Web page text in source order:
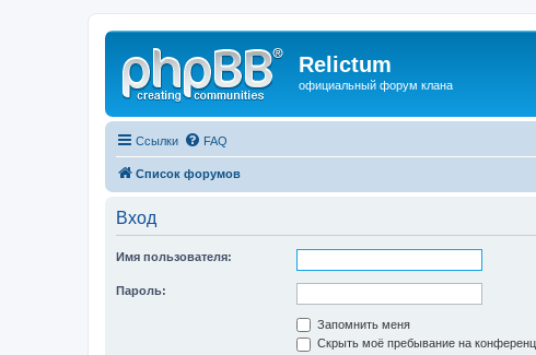
Relictum
официальный форум клана
Ссылки FAQ
Список форумов
Вход
Имя пользователя:
Пароль:
Запомнить меня
Скрыть моё пребывание на